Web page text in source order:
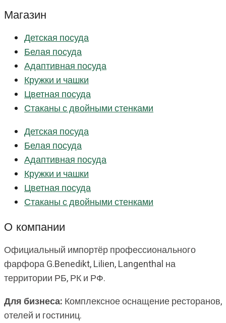
Магазин
Детская посуда
Белая посуда
Адаптивная посуда
Кружки и чашки
Цветная посуда
Стаканы с двойными стенками
Детская посуда
Белая посуда
Адаптивная посуда
Кружки и чашки
Цветная посуда
Стаканы с двойными стенками
О компании
Официальный импортёр профессионального
фарфора G.Benedikt, Lilien, Langenthal на
территории РБ, РК и РФ.
Для бизнеса: Комплексное оснащение ресторанов,
отелей и гостиниц.